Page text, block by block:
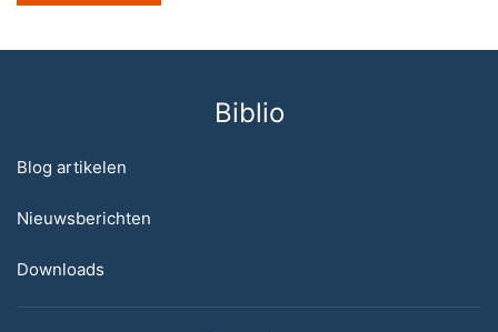
Biblio
Blog artikelen
Nieuwsberichten
Downloads